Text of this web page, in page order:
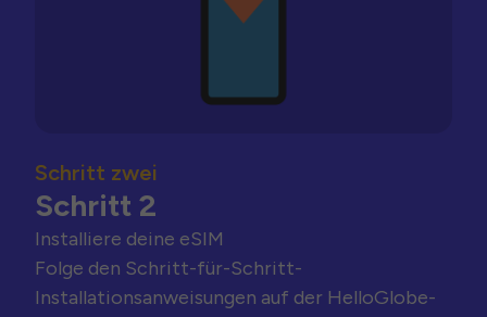
Schritt zwei
Schritt 2
Installiere deine eSIM
Folge den Schritt-für-Schritt-
Installationsanweisungen auf der HelloGlobe-